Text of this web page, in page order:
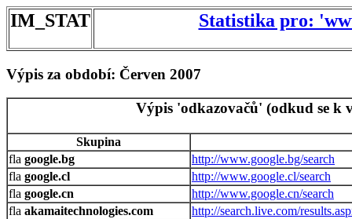
IM_STAT Statistika pro:
Výpis za období: Červen 2007
Výpis 'odkazovačů' (odkud se k
Skupina
google.bg
http://www.google.bg/search
google.cl
http://www.google.cl/search
google.cn
http://www.google.cn/search
akamaitechnologies.com
http://search.live.com/